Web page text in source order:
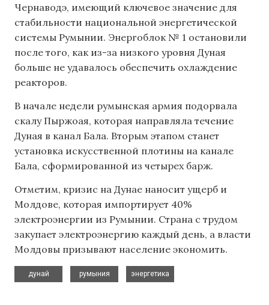
Чернаводэ, имеющий ключевое значение для
стабильности национальной энергетической
системы Румынии. Энергоблок № 1 остановили
после того, как из-за низкого уровня Дуная
больше не удавалось обеспечить охлаждение
реакторов.
В начале недели румынская армия подорвала
скалу Пыржоая, которая направляла течение
Дуная в канал Бала. Вторым этапом станет
установка искусственной плотины на канале
Бала, сформированной из четырех барж.
Отметим, кризис на Дунае наносит ущерб и
Молдове, которая импортирует 40%
электроэнергии из Румынии. Страна с трудом
закупает электроэнергию каждый день, а власти
Молдовы призывают население экономить.
дунай
румыния
энергетика